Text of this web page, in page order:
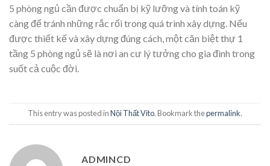
5 phòng ngủ cần được chuẩn bị kỹ lưỡng và tính toán kỹ
càng để tránh những rắc rối trong quá trình xây dựng. Nếu
được thiết kế và xây dựng đúng cách, một căn biệt thự 1
tầng 5 phòng ngủ sẽ là nơi an cư lý tưởng cho gia đình trong
suốt cả cuộc đời.
This entry was posted inNội Thất Vito. Bookmark thepermalink.
ADMINCD